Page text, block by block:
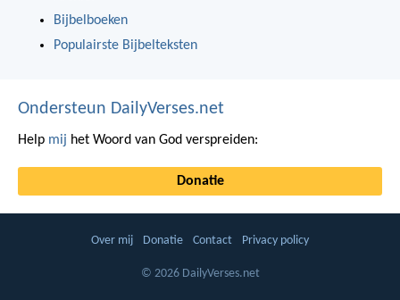
Bijbelboeken
Populairste Bijbelteksten
Ondersteun DailyVerses.net
Help mij het Woord van God verspreiden:
Donatie
Over mij Donatie Contact Privacy policy
© 2026 DailyVerses.net